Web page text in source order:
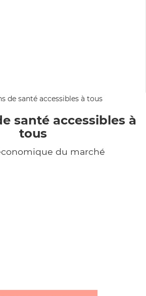
santé accessibles à
tous
du marché